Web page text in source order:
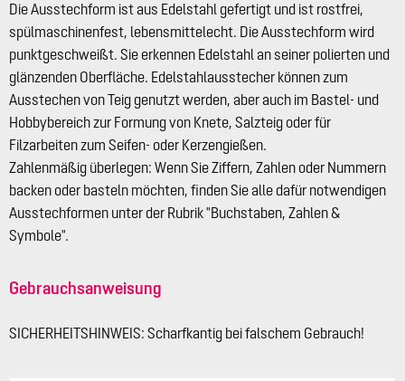
Die Ausstechform ist aus Edelstahl gefertigt und ist rostfrei,
spülmaschinenfest, lebensmittelecht. Die Ausstechform wird
punktgeschweißt. Sie erkennen Edelstahl an seiner polierten und
glänzenden Oberfläche. Edelstahlausstecher können zum
Ausstechen von Teig genutzt werden, aber auch im Bastel- und
Hobbybereich zur Formung von Knete, Salzteig oder für
Filzarbeiten zum Seifen- oder Kerzengießen.
Zahlenmäßig überlegen: Wenn Sie Ziffern, Zahlen oder Nummern
backen oder basteln möchten, finden Sie alle dafür notwendigen
Ausstechformen unter der Rubrik "Buchstaben, Zahlen &
Symbole".
Gebrauchsanweisung
SICHERHEITSHINWEIS: Scharfkantig bei falschem Gebrauch!